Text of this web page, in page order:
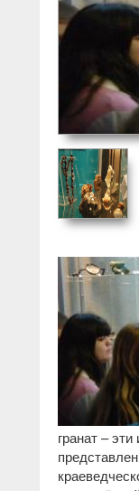
гранат –